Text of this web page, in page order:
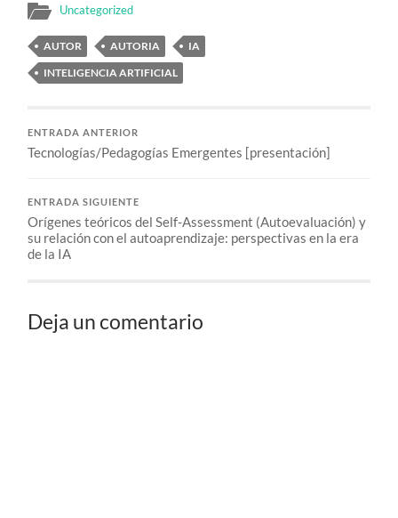
Uncategorized
AUTOR AUTORIA
IA
INTELIGENCIA ARTIFICIAL
ENTRADA ANTERIOR
Tecnologías/Pedagogías Emergentes [presentación]
ENTRADA SIGUIENTE
Orígenes teóricos del Self-Assessment (Autoevaluación) y
su relación con el autoaprendizaje: perspectivas en la era
de la IA
Deja un comentario